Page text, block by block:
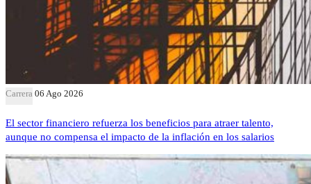
Carrera 06 Ago 2026
El sector financiero refuerza los beneficios para atraer talento,
aunque no compensa el impacto de la inflación en los salarios